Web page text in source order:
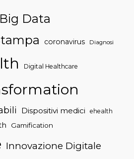
Big Data
coronavirus Diagnosi
Digital Healthcare
Dispositivi medici ehealth
Gamification
Innovazione Digitale